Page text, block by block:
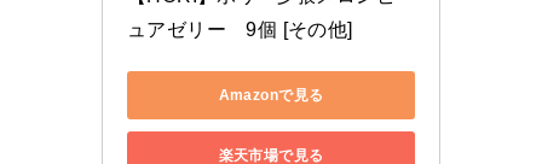
ュアゼリー　9個 [その他]
Amazonで見る
楽天市場で見る